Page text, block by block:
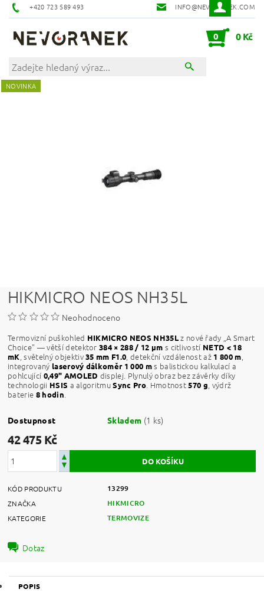
+420 723 589 493 INFO@NEVORANEK.COM
0 0 Kč
NOVINKA
HIKMICRO NEOS NH35L
Neohodnoceno
Termovizní puškohled HIKMICRO NEOS NH35Lz nové řady „A Smart
Choice" — větší detektor384 × 288 / 12 μm s citlivostí NETD < 18
mK, světelný objektiv35 mm F1.0, detekční vzdálenost až 1 800 m,
integrovaný laserový dálkoměr 1 000 ms balistickou kalkulací a
pohlcující 0,49" AMOLED displej. Plynulý obraz bez závěrky díky
technologii HSIS a algoritmuSync Pro. Hmotnost570 g, výdrž
baterie 8 hodin.
Dostupnost Skladem (1 ks)
42 475 Kč
KÓD PRODUKTU 13299
ZNAČKA HIKMICRO
KATEGORIE TERMOVIZE
Dotaz
POPIS